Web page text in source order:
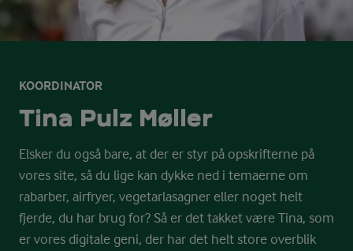
KOORDINATOR
Tina Pulz Møller
Elsker du også bare, at der er styr på opskrifterne på
vores site, så du lige kan dykke ned i temaerne om
rabarber, airfryer, vegetarlasagner eller noget helt
fjerde, du har brug for? Så er det takket være Tina, som
er vores digitale geni, der har det helt store overblik